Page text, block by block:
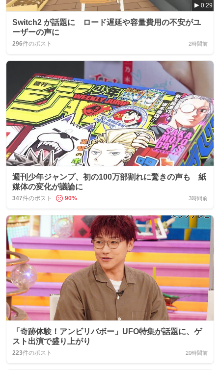
0:29
Switch2 が話題に ロード遅延や容量費用の不安がユ
ーザーの声に
296件のポスト 2時間前
週刊少年ジャンプ、初の100万部割れに驚きの声も 紙
媒体の変化が議論に
347件のポスト 90% 3時間前
「奇跡体験！アンビリバボー」UFO特集が話題に、ゲ
スト出演で盛り上がり
223件のポスト 20時間前